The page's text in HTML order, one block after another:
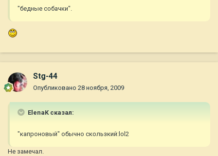
"бедные собачки".
Stg-44
Опубликовано 28 ноября, 2009
ElenaK сказал:
"капроновый" обычно скользкий:lol2
Не замечал.